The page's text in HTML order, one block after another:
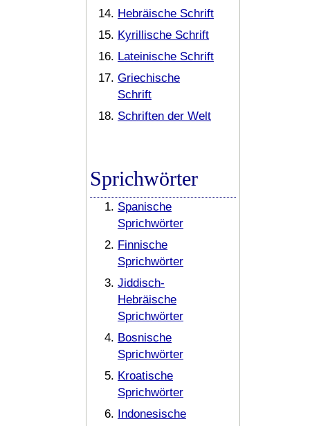
Hebräische Schrift
Kyrillische Schrift
Lateinische Schrift
Griechische
Schrift
Schriften der Welt
Sprichwörter
Spanische
Sprichwörter
Finnische
Sprichwörter
Jiddisch-
Hebräische
Sprichwörter
Bosnische
Sprichwörter
Kroatische
Sprichwörter
Indonesische